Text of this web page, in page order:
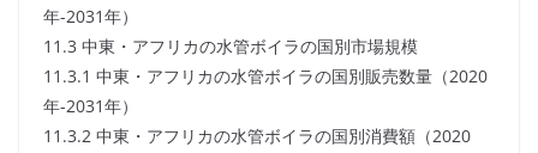
年-2031年）
11.3 中東・アフリカの水管ボイラの国別市場規模
11.3.1 中東・アフリカの水管ボイラの国別販売数量（2020
年-2031年）
11.3.2 中東・アフリカの水管ボイラの国別消費額（2020